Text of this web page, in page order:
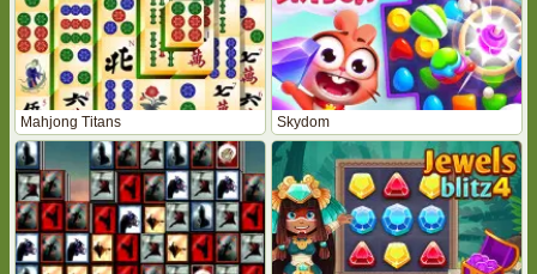
Mahjong Titans Skydom